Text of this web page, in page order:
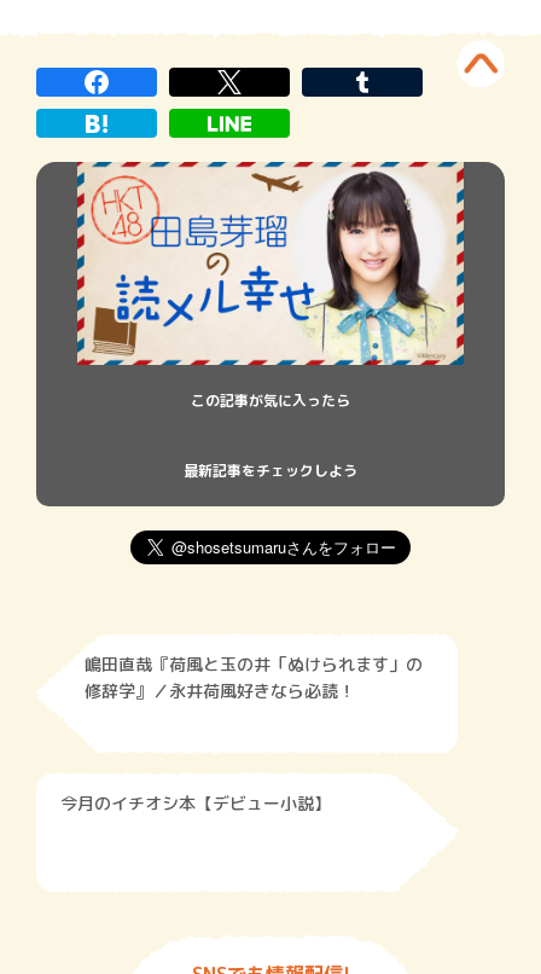
この記事が気に入ったら
最新記事をチェックしよう
嶋田直哉『荷風と玉の井「ぬけられます」の
修辞学』／永井荷風好きなら必読！
今月のイチオシ本【デビュー小説】